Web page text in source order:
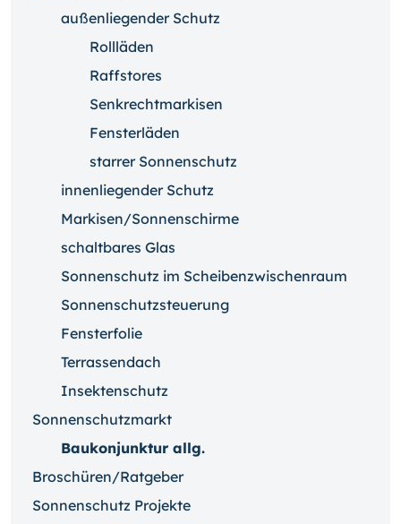
außenliegender Schutz
Rollläden
Raffstores
Senkrechtmarkisen
Fensterläden
starrer Sonnenschutz
innenliegender Schutz
Markisen/Sonnenschirme
schaltbares Glas
Sonnenschutz im Scheibenzwischenraum
Sonnenschutzsteuerung
Fensterfolie
Terrassendach
Insektenschutz
Sonnenschutzmarkt
Baukonjunktur allg.
Broschüren/Ratgeber
Sonnenschutz Projekte